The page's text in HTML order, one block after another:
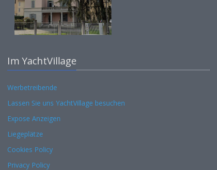
Im YachtVillage
Werbetreibende
Lassen Sie uns YachtVillage besuchen
Expose Anzeigen
Liegeplätze
Cookies Policy
Privacy Policy